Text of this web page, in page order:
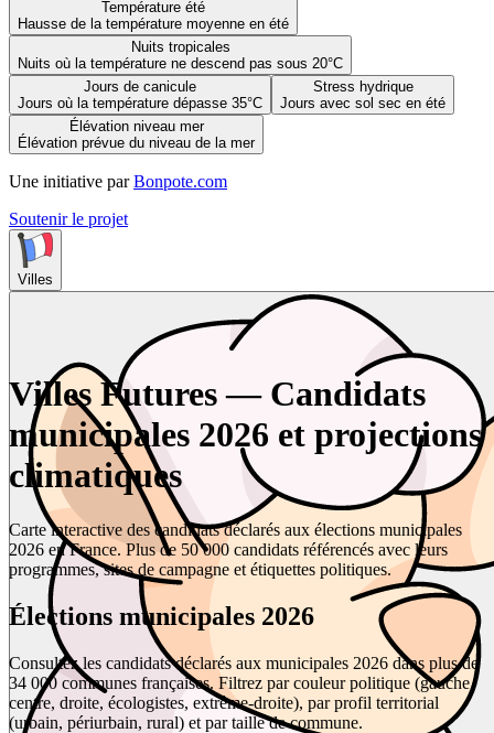
Température été
Hausse de la température moyenne en été
Nuits tropicales
Nuits où la température ne descend pas sous 20°C
Jours de canicule
Jours où la température dépasse 35°C
Stress hydrique
Jours avec sol sec en été
Élévation niveau mer
Élévation prévue du niveau de la mer
Une initiative par Bonpote.com
Soutenir le projet
Villes
Villes Futures — Candidats
municipales 2026 et projections
climatiques
Carte interactive des candidats déclarés aux élections municipales
2026 en France. Plus de 50 000 candidats référencés avec leurs
programmes, sites de campagne et étiquettes politiques.
Élections municipales 2026
Consultez les candidats déclarés aux municipales 2026 dans plus de
34 000 communes françaises. Filtrez par couleur politique (gauche,
centre, droite, écologistes, extrême-droite), par profil territorial
(urbain, périurbain, rural) et par taille de commune.